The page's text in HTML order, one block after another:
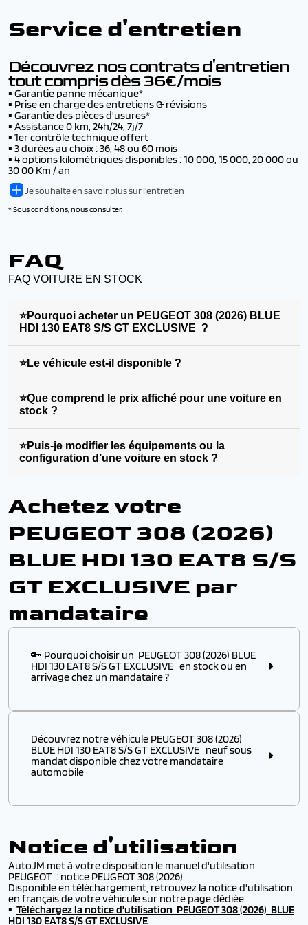
véhicule (en + de son assurance)
▪️ Remboursement de la franchise en cas d’accident,
jusqu’à 500€ par accident, avec ou sans tiers identifié
Chez AutoJM vous avez le choix de la livraison :
▪️ Livraison par camion -Tarif nous consulter
▪️ Livraison dans notre concession de Morvillars -
Service d'entretien
Découvrez nos contrats d'entretien
tout compris dès 36€/mois
▪️ Garantie panne mécanique*
▪️ Prise en charge des entretiens & révisions
▪️ Garantie des pièces d'usures*
▪️ Assistance 0 km, 24h/24, 7j/7
▪️ 1er contrôle technique offert
▪️ 3 durées au choix : 36, 48 ou 60 mois
▪️ 4 options kilométriques disponibles : 10 000, 15 000, 20 000 ou
30 00 Km / an
Je souhaite en savoir plus sur l'entretien
* Sous conditions, nous consulter.
FAQ
FAQ VOITURE EN STOCK
⭐Pourquoi acheter un PEUGEOT 308 (2026) BLUE
HDI 130 EAT8 S/S GT EXCLUSIVE ?
⭐Le véhicule est-il disponible ?
⭐Que comprend le prix affiché pour une voiture en
stock ?
⭐Puis-je modifier les équipements ou la
configuration d’une voiture en stock ?
Achetez votre
PEUGEOT 308 (2026)
BLUE HDI 130 EAT8 S/S
GT EXCLUSIVE par
mandataire
🔑 Pourquoi choisir un PEUGEOT 308 (2026) BLUE
HDI 130 EAT8 S/S GT EXCLUSIVE en stock ou en
arrivage chez un mandataire ?
Choisir ce modèleen stockouen arrivagechez un
✔️ D’obtenir unmodèle disponible immédiatement
sans attendre plusieurs mois de délai usine
distributeurs européens
en main simplifiée
✔️ D’accéder à des
PEUGEOT récentsavec options et
finitions populaires
Que vous recherchiez unecitadine PEUGEOT
économique, unSUV PEUGEOT familial, ou une
voiture électrique PEUGEOT, nous disposons de
Découvrez notre véhicule PEUGEOT 308 (2026)
BLUE HDI 130 EAT8 S/S GT EXCLUSIVE neuf sous
mandat disponible chez votre mandataire
automobile
Découvrez notre véhicule PEUGEOT 308 (2026) BLUE
Profitez deprix remisés sur votre PEUGEOTpar
rapport au tarif catalogue constructeur, tout en
bénéficiant de lagarantie constructeuret d’un
service delivraison rapidepartout en France.
Chez AutoJM, tous nos PEUGEOT 308 (2026) BLUE HDI
130 EAT8 S/S GT EXCLUSIVE proviennent des mêmes
usines PEUGEOT que ceux vendus en concession.
Vous bénéficiez donc d’une
Notice d'utilisation
AutoJM met à votre disposition le manuel d'utilisation
PEUGEOT : notice PEUGEOT 308 (2026).
Disponible en téléchargement, retrouvez la notice d'utilisation
en français de votre véhicule sur notre page dédiée :
▪️ Téléchargez la notice d'utilisation PEUGEOT 308 (2026) BLUE
HDI 130 EAT8 S/S GT EXCLUSIVE